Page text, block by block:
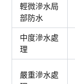
輕微滲水局
部防水
中度滲水處
理
嚴重滲水處